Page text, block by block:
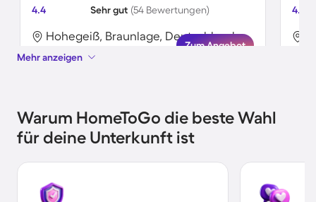
4.4
Sehr gut (54 Bewertungen)
Hohegeiß, Braunlage, Deutschland
Zum Angebot
4.0
Mehr anzeigen
Warum HomeToGo die beste Wahl
für deine Unterkunft ist